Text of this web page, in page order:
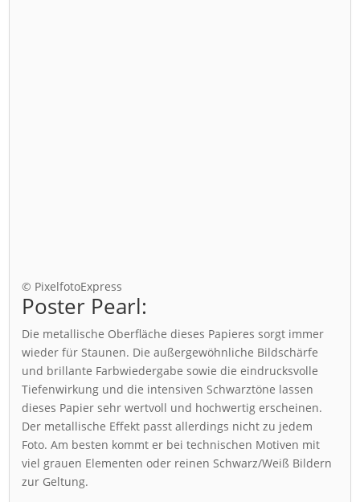
© PixelfotoExpress
Poster Pearl:
Die metallische Oberfläche dieses Papieres sorgt immer
wieder für Staunen. Die außergewöhnliche Bildschärfe
und brillante Farbwiedergabe sowie die eindrucksvolle
Tiefenwirkung und die intensiven Schwarztöne lassen
dieses Papier sehr wertvoll und hochwertig erscheinen.
Der metallische Effekt passt allerdings nicht zu jedem
Foto. Am besten kommt er bei technischen Motiven mit
viel grauen Elementen oder reinen Schwarz/Weiß Bildern
zur Geltung.